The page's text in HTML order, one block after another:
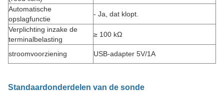
Automatische
opslagfunctie
- Ja, dat klopt.
Verplichting inzake de
terminalbelasting
≥ 100 kΩ
stroomvoorziening USB-adapter 5V/1A
Standaardonderdelen van de sonde